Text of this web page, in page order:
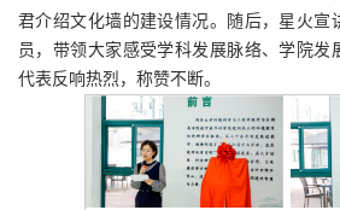
君介绍文化墙的建设情况。随后，星火宣
员，带领大家感受学科发展脉络、学院发
代表反响热烈，称赞不断。